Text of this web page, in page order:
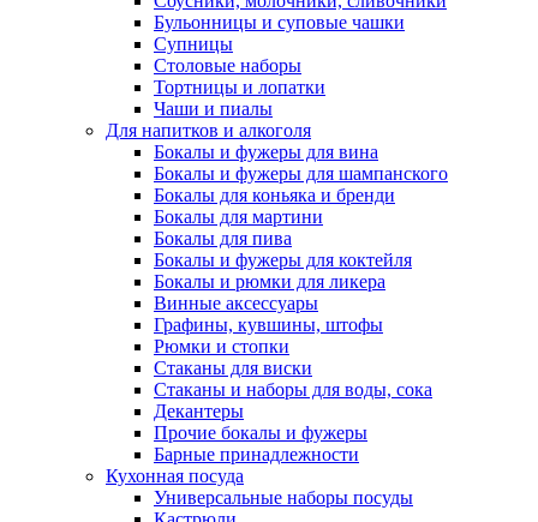
Бульонницы и суповые чашки
Супницы
Столовые наборы
Тортницы и лопатки
Чаши и пиалы
Для напитков и алкоголя
Бокалы и фужеры для вина
Бокалы и фужеры для шампанского
Бокалы для коньяка и бренди
Бокалы для мартини
Бокалы для пива
Бокалы и фужеры для коктейля
Бокалы и рюмки для ликера
Винные аксессуары
Графины, кувшины, штофы
Рюмки и стопки
Стаканы для виски
Стаканы и наборы для воды, сока
Декантеры
Прочие бокалы и фужеры
Барные принадлежности
Кухонная посуда
Универсальные наборы посуды